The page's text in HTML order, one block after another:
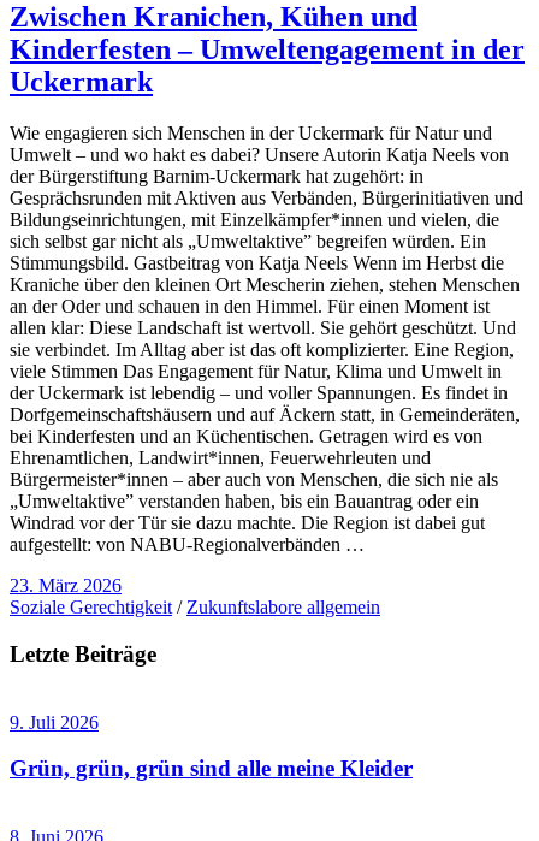
Zwischen Kranichen, Kühen und
Kinderfesten – Umweltengagement in der
Uckermark
Wie engagieren sich Menschen in der Uckermark für Natur und
Umwelt – und wo hakt es dabei? Unsere Autorin Katja Neels von
der Bürgerstiftung Barnim-Uckermark hat zugehört: in
Gesprächsrunden mit Aktiven aus Verbänden, Bürgerinitiativen und
Bildungseinrichtungen, mit Einzelkämpfer*innen und vielen, die
sich selbst gar nicht als „Umweltaktive” begreifen würden. Ein
Stimmungsbild. Gastbeitrag von Katja Neels Wenn im Herbst die
Kraniche über den kleinen Ort Mescherin ziehen, stehen Menschen
an der Oder und schauen in den Himmel. Für einen Moment ist
allen klar: Diese Landschaft ist wertvoll. Sie gehört geschützt. Und
sie verbindet. Im Alltag aber ist das oft komplizierter. Eine Region,
viele Stimmen Das Engagement für Natur, Klima und Umwelt in
der Uckermark ist lebendig – und voller Spannungen. Es findet in
Dorfgemeinschaftshäusern und auf Äckern statt, in Gemeinderäten,
bei Kinderfesten und an Küchentischen. Getragen wird es von
Ehrenamtlichen, Landwirt*innen, Feuerwehrleuten und
Bürgermeister*innen – aber auch von Menschen, die sich nie als
„Umweltaktive” verstanden haben, bis ein Bauantrag oder ein
Windrad vor der Tür sie dazu machte. Die Region ist dabei gut
aufgestellt: von NABU-Regionalverbänden …
23. März 2026
Soziale Gerechtigkeit / Zukunftslabore allgemein
Letzte Beiträge
9. Juli 2026
Grün, grün, grün sind alle meine Kleider
8. Juni 2026